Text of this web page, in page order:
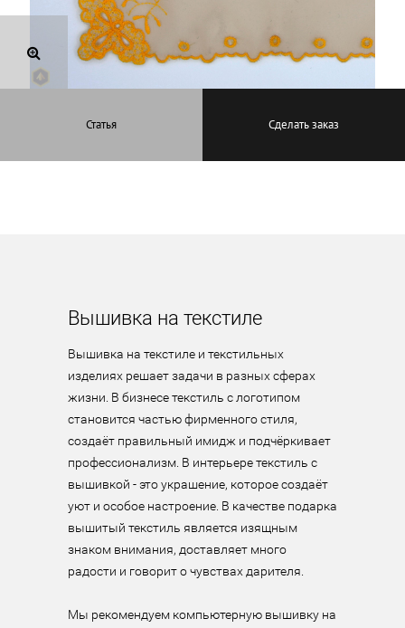
Вышивка на текстиле
Вышивка на текстиле и текстильных
изделиях решает задачи в разных сферах
жизни. В бизнесе текстиль с логотипом
становится частью фирменного стиля,
создаёт правильный имидж и подчёркивает
профессионализм. В интерьере текстиль с
вышивкой - это украшение, которое создаёт
уют и особое настроение. В качестве подарка
вышитый текстиль является изящным
знаком внимания, доставляет много
радости и говорит о чувствах дарителя.
Мы рекомендуем компьютерную вышивку на
Статья Сделать заказ